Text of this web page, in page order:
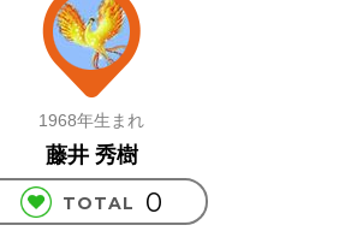
1968年生まれ
藤井 秀樹
TOTAL 0